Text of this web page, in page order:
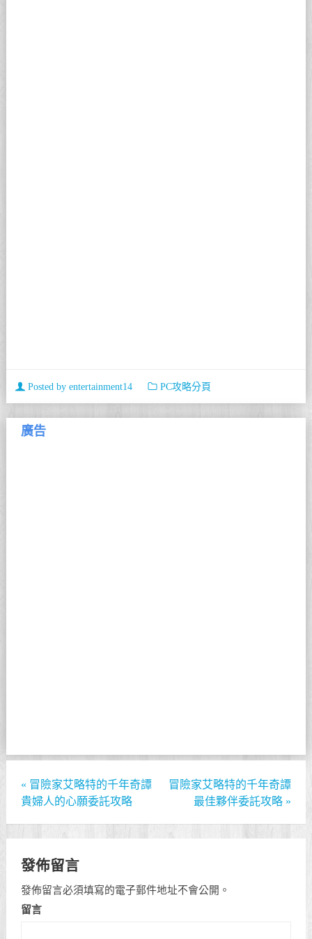
Posted by entertainment14 PC攻略分頁
廣告
« 冒險家艾略特的千年奇譚
貴婦人的心願委託攻略
冒險家艾略特的千年奇譚
最佳夥伴委託攻略 »
發佈留言
發佈留言必須填寫的電子郵件地址不會公開。
留言